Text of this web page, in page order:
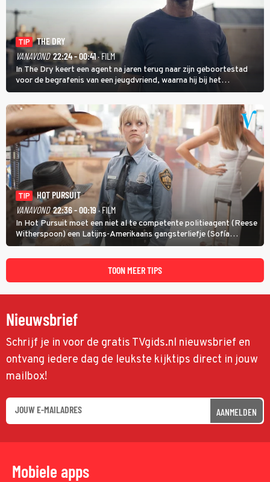
TIP
THE DRY
VANAVOND 22:24 - 00:41· FILM
In The Dry keert een agent na jaren terug naar zijn geboortestad
voor de begrafenis van een jeugdvriend, waarna hij bij het
onderzoeken van diens dood een verband begint te vermoeden
met een oude zaak.
TIP
HOT PURSUIT
VANAVOND 22:36 - 00:19· FILM
In Hot Pursuit moet een niet al te competente politieagent (Reese
Witherspoon) een Latijns-Amerikaans gangsterliefje (Sofía
Vergara) beschermen tegen corrupte agenten en moordlustige
maffiatypes.
TOON MEER TIPS
Nieuwsbrief
Schrijf je in voor de gratis TVgids.nl nieuwsbrief en
ontvang iedere dag de leukste kijktips direct in jouw
mailbox!
AANMELDEN
Mobiele apps